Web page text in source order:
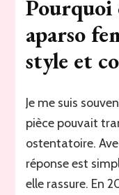
Pourquoi
aparso
style et
Je me suis
pièce pouvait
ostentatoire.
réponse est
elle rassure. En